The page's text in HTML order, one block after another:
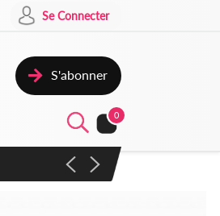
Se Connecter
S'abonner
0